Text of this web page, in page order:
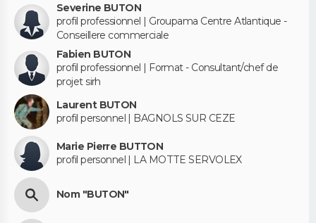
Severine BUTON
profil professionnel | Groupama Centre Atlantique -
Conseillere commerciale
Fabien BUTON
profil professionnel | Format - Consultant/chef de
projet sirh
Laurent BUTON
profil personnel | BAGNOLS SUR CEZE
Marie Pierre BUTTON
profil personnel | LA MOTTE SERVOLEX
Nom "BUTON"